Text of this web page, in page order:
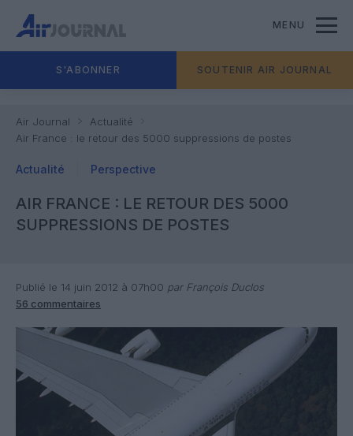
MENU
S'ABONNER SOUTENIR AIR JOURNAL
Air Journal
Actualité
Air France : le retour des 5000 suppressions de postes
Actualité Perspective
AIR FRANCE : LE RETOUR DES 5000
SUPPRESSIONS DE POSTES
Publié le 14 juin 2012 à 07h00 par François Duclos
56 commentaires